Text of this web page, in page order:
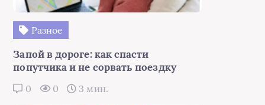
Разное
Запой в дороге: как спасти
попутчика и не сорвать поездку
0 0 3 мин.